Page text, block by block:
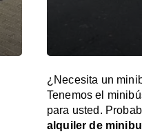
¿Necesita un
Tenemos el
para usted.
alquiler de